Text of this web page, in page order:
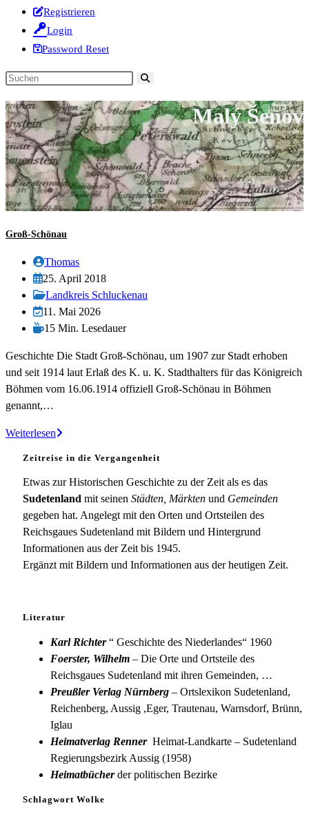
Registrieren
Login
Password Reset
Diese
durchsuchen
Malý Šenov
Groß-Schönau
Beitrags-
Autor:
Thomas
Beitrag
veröffentlicht:
25. April 2018
Beitrags-
Kategorie:
Landkreis Schluckenau
Beitrag
zuletzt
am:
11. Mai 2026
Lesedauer:
15 Min. Lesedauer
Geschichte Die Stadt Groß-Schönau, um 1907 zur Stadt erhoben
und seit 1914 laut Erlaß des K. u. K. Stadthalters für das Königreich
Böhmen vom 16.06.1914 offiziell Groß-Schönau in Böhmen
genannt,…
WeiterlesenGroß-
Zeitreise in die Vergangenheit
Etwas zur Historischen Geschichte zu der Zeit als es das
Sudetenland mit seinen Städten, Märkten und Gemeinden
gegeben hat. Angelegt mit den Orten und Ortsteilen des
Reichsgaues Sudetenland mit Bildern und Hintergrund
Informationen aus der Zeit bis 1945.
Ergänzt mit Bildern und Informationen aus der heutigen Zeit.
Literatur
Karl Richter“ Geschichte des Niederlandes“ 1960
Foerster, Wilhelm – Die Orte und Ortsteile des
Reichsgaues Sudetenland mit ihren Gemeinden, …
Preußler Verlag Nürnberg – Ortslexikon Sudetenland,
Reichenberg, Aussig ,Eger, Trautenau, Warnsdorf, Brünn,
Iglau
Heimatverlag Renner Heimat-Landkarte – Sudetenland
Regierungsbezirk Aussig (1958)
Heimatbücherder politischen Bezirke
Schlagwort Wolke